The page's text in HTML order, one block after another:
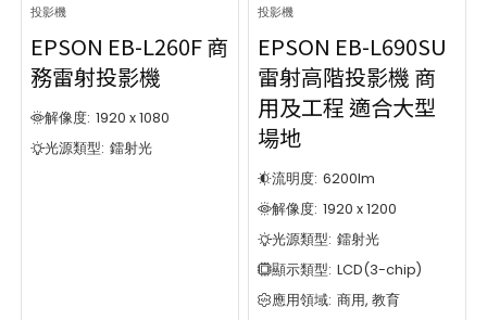
投影機
EPSON EB-L260F 商
務雷射投影機
解像度: 1920 x 1080
光源類型: 鐳射光
投影機
EPSON EB-L690SU
雷射高階投影機 商
用及工程 適合大型
場地
流明度: 6200lm
解像度: 1920 x 1200
光源類型: 鐳射光
顯示類型: LCD(3-chip)
應用領域: 商用, 教育